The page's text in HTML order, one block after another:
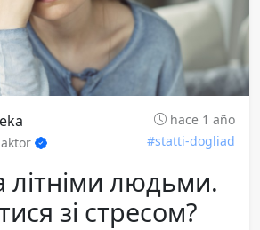
hace 1 año
#statti-dogliad
літніми людьми.
зі стресом?